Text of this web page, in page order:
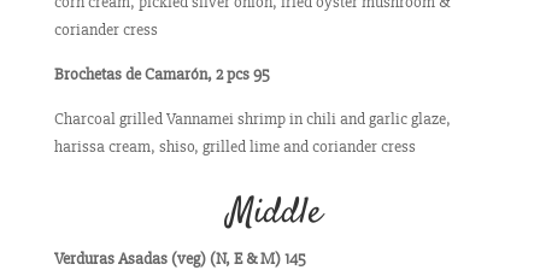
coriander cress
Brochetas de Camarón, 2 pcs 95
Charcoal grilled Vannamei shrimp in chili and garlic glaze,
harissa cream, shiso, grilled lime and coriander cress
Middle
Verduras Asadas (veg) (N, E & M) 145